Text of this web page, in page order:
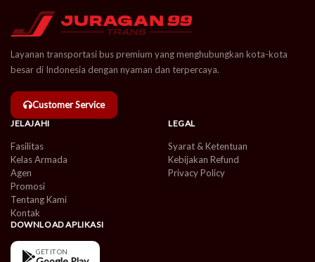
Layanan transportasi bus premium yang menghubungkan kota-kota
besar di Indonesia dengan nyaman dan terpercaya.
Customer Service
JELAJAHI
Fasilitas
Kelas Armada
Agen
Promosi
Tentang Kami
Kontak
LEGAL
Syarat & Ketentuan
Kebijakan Refund
Privacy Policy
DOWNLOAD APLIKASI
GET IT ON